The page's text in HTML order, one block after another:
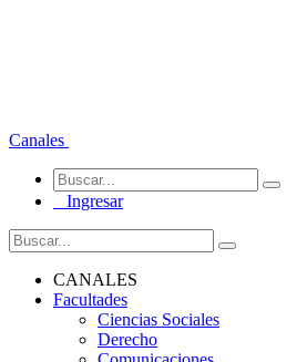
Canales
Ingresar
CANALES
Facultades
Ciencias Sociales
Derecho